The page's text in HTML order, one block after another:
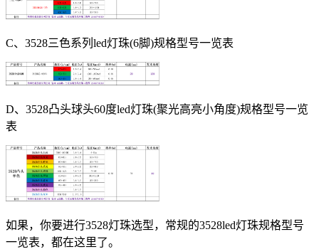
C、3528三色系列led灯珠(6脚)规格型号一览表
D、3528凸头球头60度led灯珠(聚光高亮小角度)规格型号一览
表
如果，你要进行3528灯珠选型，常规的3528led灯珠规格型号
一览表，都在这里了。